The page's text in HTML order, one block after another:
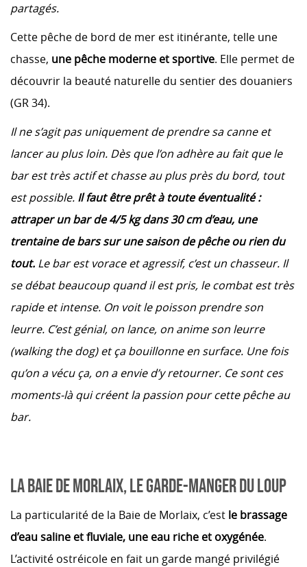
partagés.
Cette pêche de bord de mer est itinérante, telle une
chasse, une pêche moderne et sportive. Elle permet de
découvrir la beauté naturelle du sentier des douaniers
(GR 34).
Il ne s’agit pas uniquement de prendre sa canne et
lancer au plus loin. Dès que l’on adhère au fait que le
bar est très actif et chasse au plus près du bord, tout
est possible. Il faut être prêt à toute éventualité :
attraper un bar de 4/5 kg dans 30 cm d’eau, une
trentaine de bars sur une saison de pêche ou rien du
tout. Le bar est vorace et agressif, c’est un chasseur. Il
se débat beaucoup quand il est pris, le combat est très
rapide et intense. On voit le poisson prendre son
leurre. C’est génial, on lance, on anime son leurre
(walking the dog) et ça bouillonne en surface. Une fois
qu’on a vécu ça, on a envie d’y retourner. Ce sont ces
moments-là qui créent la passion pour cette pêche au
bar.
LA BAIE DE MORLAIX, LE GARDE-MANGER DU LOUP
La particularité de la Baie de Morlaix, c’est le brassage
d’eau saline et fluviale, une eau riche et oxygénée.
L’activité ostréicole en fait un garde mangé privilégié